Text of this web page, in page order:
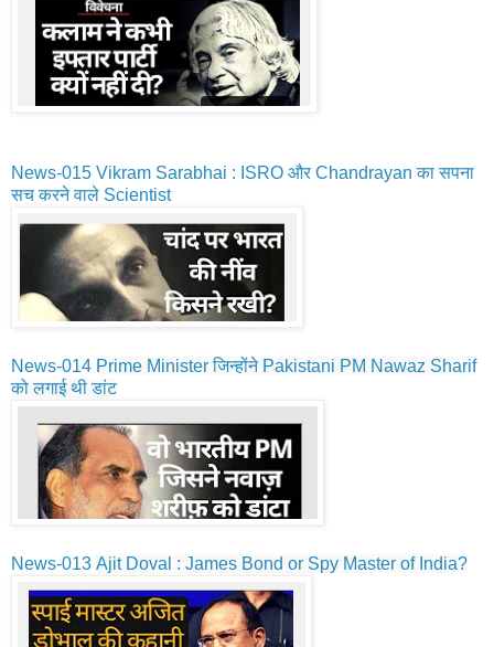
News-015 Vikram Sarabhai : ISRO और Chandrayan का सपना
सच करने वाले Scientist
News-014 Prime Minister जिन्होंने Pakistani PM Nawaz Sharif
को लगाई थी डांट
News-013 Ajit Doval : James Bond or Spy Master of India?